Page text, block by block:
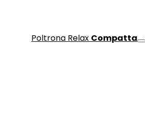
Poltrona Relax Compatta